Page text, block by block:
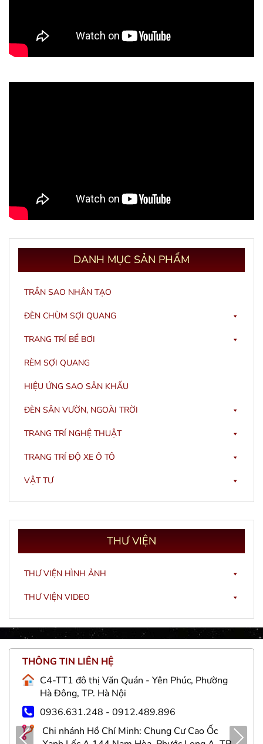
DANH MỤC SẢN PHẨM
TRẦN SAO NHÂN TẠO
ĐÈN CHÙM SỢI QUANG
TRANG TRÍ BỂ BƠI
RÈM SỢI QUANG
HIỆU ỨNG SAO SÂN KHẤU
ĐÈN SÂN VƯỜN, NGOÀI TRỜI
TRANG TRÍ NGHỆ THUẬT
TRANG TRÍ ĐỘ XE Ô TÔ
VẬT TƯ
THƯVIỆN
THƯ VIỆN HÌNH ẢNH
THƯ VIỆN VIDEO
THÔNG TIN LIÊN HỆ
C4-TT1 đô thị Văn Quán - Yên Phúc, Phường
Hà Đông, TP. Hà Nội
0936.631.248 - 0912.489.896
Chi nhánh Hồ Chí Minh: Chung Cư Cao Ốc
Pre Nex